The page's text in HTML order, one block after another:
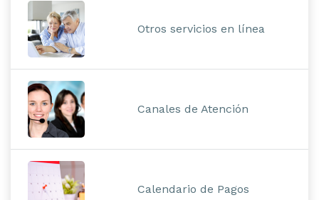
Otros servicios en línea
Canales de Atención
Calendario de Pagos